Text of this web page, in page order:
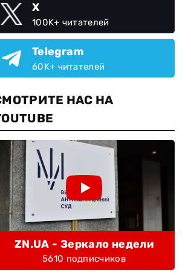
X
100K+ читателей
Telegram
60K+ читателей
НАС НА
ZN.UA - Зеркало недели
5610 подписчиков